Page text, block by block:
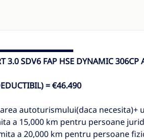
3.0 SDV6 FAP HSE DYNAMIC
= €46.490
autoturismului(daca necesita)+
a 15,000 km pentru persoane
a 20,000 km pentru persoane